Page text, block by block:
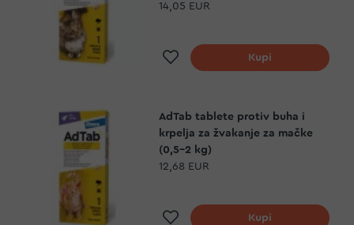
14,05 EUR
Dodaj na listu želja
Kupi
AdTab tablete protiv buha i
krpelja za žvakanje za mačke
(0,5-2 kg)
12,68 EUR
Dodaj na listu želja
Kupi